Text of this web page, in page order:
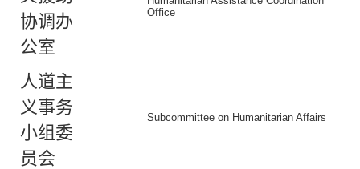
协调办
公室
Office
人道主
义事务
小组 委
员会
Subcommittee on Humanitarian Affairs